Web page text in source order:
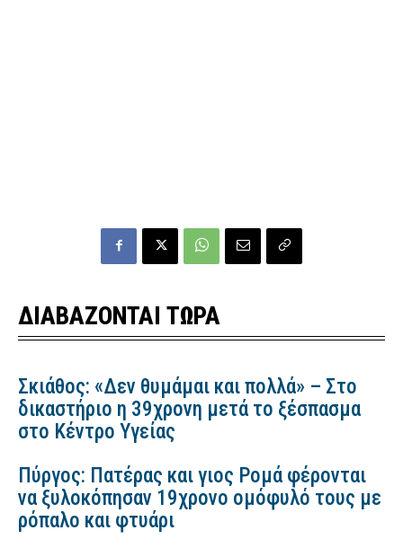
ΔΙΑΒΑΖΟΝΤΑΙ ΤΩΡΑ
Σκιάθος: «Δεν θυμάμαι και πολλά» – Στο
δικαστήριο η 39χρονη μετά το ξέσπασμα
στο Κέντρο Υγείας
Πύργος: Πατέρας και γιος Ρομά φέρονται
να ξυλοκόπησαν 19χρονο ομόφυλό τους με
ρόπαλο και φτυάρι